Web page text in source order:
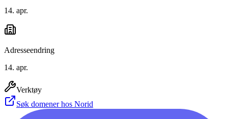
14. apr.
Adresseendring
14. apr.
Verktøy
Søk domener hos Norid